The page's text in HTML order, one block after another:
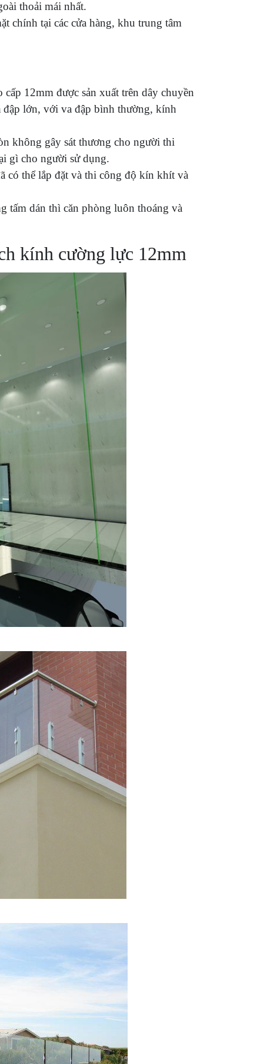
thoải mái nhất.
chính tại các cửa hàng, khu trung tâm
12mm được sản xuất trên dây chuyền
đập lớn, với va đập bình thường, kính
không gây sát thương cho người thi
gì cho người sử dụng.
có thể lắp đặt và thi công độ kín khít và
tấm dán thì căn phòng luôn thoáng và
kính cường lực 12mm